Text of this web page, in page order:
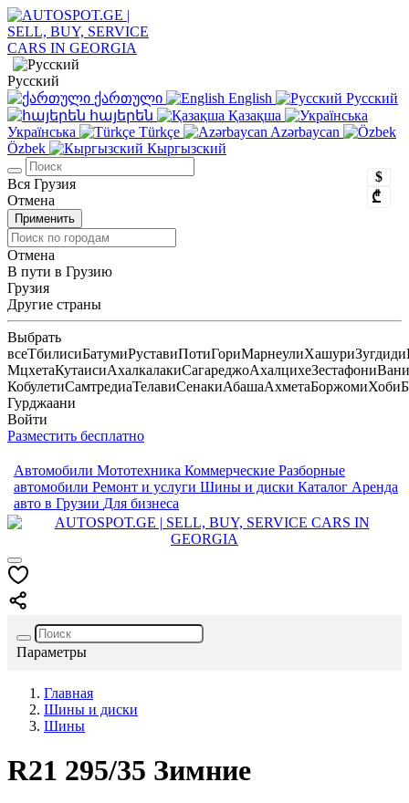
Русский
ქართული
English
Русский
հայերեն
Қазақша
Українська
Türkçe
Azərbaycan
Özbek
Кыргызский
$
₾
Вся Грузия
Отмена
Применить
Отмена
В пути в Грузию
Грузия
Другие страны
Выбрать
всеТбилисиБатумиРуставиПотиГориМарнеулиХашуриЗугдиди
МцхетаКутаисиАхалкалакиСагареджоАхалцихеЗестафониВани
КобулетиСамтредиаТелавиСенакиАбашаАхметаБоржомиХоби
Гурджаани
Войти
Разместить бесплатно
Автомобили Мототехника Коммерческие Разборные
автомобили Ремонт и услуги Шины и диски Каталог Аренда
авто в Грузии Для бизнеса
Параметры
Главная
Шины и диски
Шины
R21 295/35 Зимние